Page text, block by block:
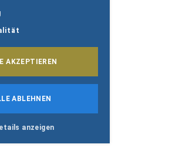
AKZEPTIEREN
ABLEHNEN
anzeigen